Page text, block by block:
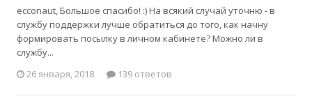
ecconaut, Большое спасибо! :) На всякий случай уточню - в
службу поддержки лучше обратиться до того, как начну
формировать посылку в личном кабинете? Можно ли в
службу...
26 января, 2018
139 ответов